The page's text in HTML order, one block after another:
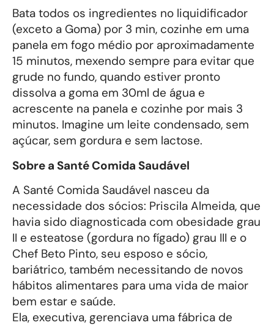
Bata todos os ingredientes no liquidificador
(exceto a Goma) por 3 min, cozinhe em uma
panela em fogo médio por aproximadamente
15 minutos, mexendo sempre para evitar que
grude no fundo, quando estiver pronto
dissolva a goma em 30ml de água e
acrescente na panela e cozinhe por mais 3
minutos. Imagine um leite condensado, sem
açúcar, sem gordura e sem lactose.
Sobre a Santé Comida Saudável
A Santé Comida Saudável nasceu da
necessidade dos sócios: Priscila Almeida, que
havia sido diagnosticada com obesidade grau
II e esteatose (gordura no fígado) grau III e o
Chef Beto Pinto, seu esposo e sócio,
bariátrico, também necessitando de novos
hábitos alimentares para uma vida de maior
bem estar e saúde.
Ela, executiva, gerenciava uma fábrica de